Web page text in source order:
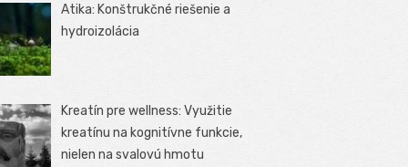
Atika: Konštrukčné riešenie a
hydroizolácia
Kreatín pre wellness: Využitie
kreatínu na kognitívne funkcie,
nielen na svalovú hmotu